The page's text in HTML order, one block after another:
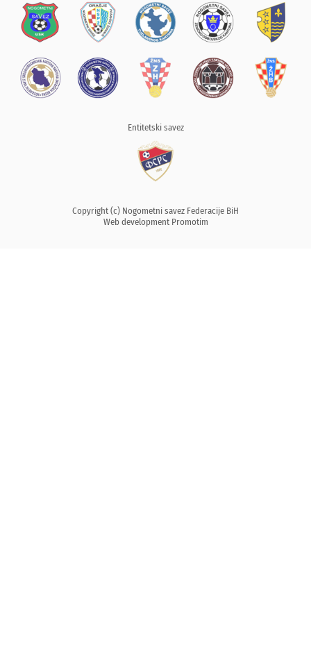
Entitetski savez
Copyright (c) Nogometni savez Federacije BiH
Web development Promotim